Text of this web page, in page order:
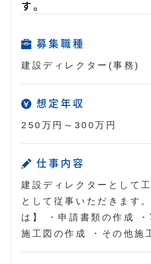
す。
募集職種
建設ディレクター(事務)
想定年収
250万円～300万円
仕事内容
建設ディレクターとして
として従事いただきます
は】 ・申請書類の作成 ・
施工図の作成 ・その他施